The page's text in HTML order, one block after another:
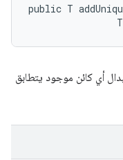
public T
أي كائن موجود يتطابق